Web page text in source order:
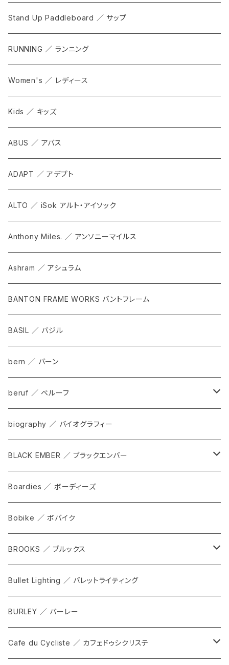
Stand Up Paddleboard ／ サップ
RUNNING ／ ランニング
Women's ／ レディース
Kids ／ キッズ
ABUS ／ アバス
ADAPT ／ アデプト
ALTO ／ iSok アルト・アイソック
Anthony Miles. ／ アンソニーマイルス
Ashram ／ アシュラム
BANTON FRAME WORKS バントフレーム
BASIL ／ バジル
bern ／ バーン
beruf ／ ベルーフ
bag
cap
grove
biography ／ バイオグラフィー
BLACK EMBER ／ ブラックエンバー
ALL
FORGE
WPT TOTE
CITADEL
WPRT
DEX
Boardies ／ ボーディーズ
Bobike ／ ボバイク
BROOKS ／ ブルックス
ALL
サドル
カンビウム
Bullet Lighting ／ バレットライティング
BURLEY ／ バーレー
Cafe du Cycliste ／ カフェドゥシクリステ